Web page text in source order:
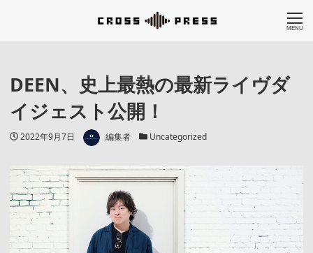
MENU
DEEN、史上最熱の最新ライヴダ
イジェスト公開！
投稿日
2022年9月7日 著者 編集者 カテゴリー
Uncategorized